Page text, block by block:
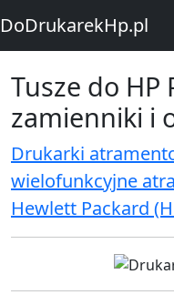
DoDrukarekHp.pl
Tusze do HP
zamienniki i
Drukarki
wielofunkcyjne
Hewlett Packard